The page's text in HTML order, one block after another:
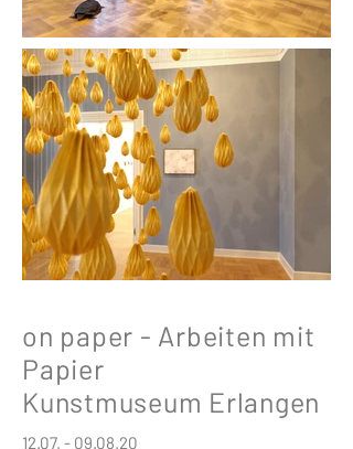
on paper - Arbeiten mit
Papier
Kunstmuseum Erlangen
12.07. - 09.08.20